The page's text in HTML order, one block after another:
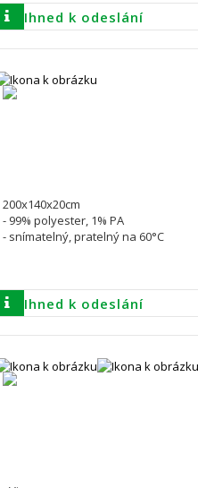
Ihned k odeslání
200x140x20cm
- 99% polyester, 1% PA
- snímatelný, pratelný na 60°C
Ihned k odeslání